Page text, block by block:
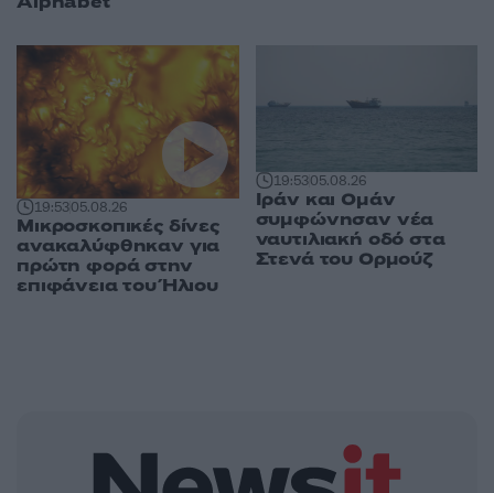
19:5305.08.26
Μικροσκοπικές δίνες
ανακαλύφθηκαν για
πρώτη φορά στην
επιφάνεια του Ήλιου
19:5305.08.26
Ιράν και Ομάν
συμφώνησαν νέα
ναυτιλιακή οδό στα
Στενά του Ορμούζ